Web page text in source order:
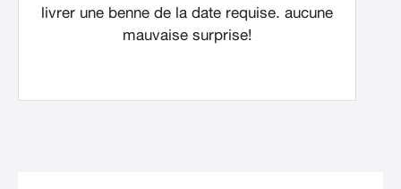
livrer une benne de la date requise. aucune
mauvaise surprise!